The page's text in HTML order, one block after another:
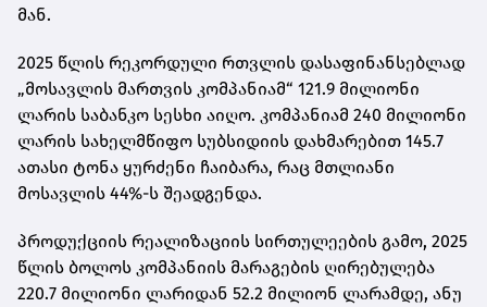
მან.
2025 წლის რეკორდული რთვლის დასაფინანსებლად
„მოსავლის მართვის კომპანიამ“ 121.9 მილიონი
ლარის საბანკო სესხი აიღო. კომპანიამ 240 მილიონი
ლარის სახელმწიფო სუბსიდიის დახმარებით 145.7
ათასი ტონა ყურძენი ჩაიბარა, რაც მთლიანი
მოსავლის 44%-ს შეადგენდა.
პროდუქციის რეალიზაციის სირთულეების გამო, 2025
წლის ბოლოს კომპანიის მარაგების ღირებულება
220.7 მილიონი ლარიდან 52.2 მილიონ ლარამდე, ანუ